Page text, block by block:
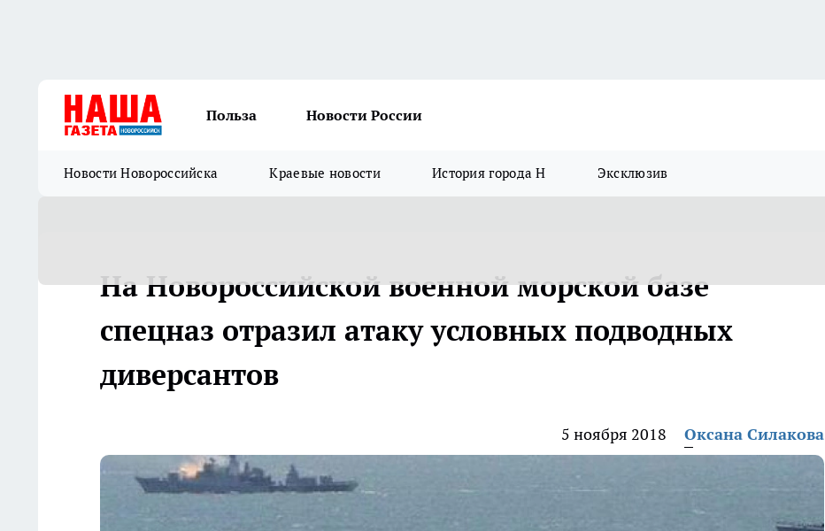
Польза Новости России
Новости Новороссийска Краевые новости История города Н Эксклюзив
На Новороссийской военной морской базе
спецназ отразил атаку условных подводных
диверсантов
5 ноября 2018 Оксана Силакова